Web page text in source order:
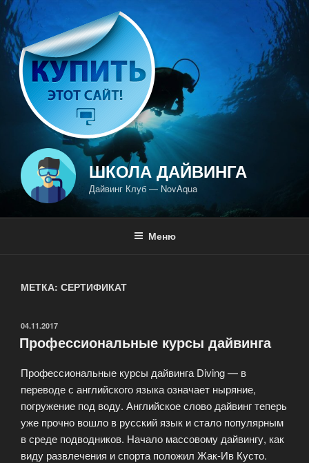
Перейти
к
содержимому
ШКОЛА ДАЙВИНГА
Дайвинг Клуб — NovAqua
Меню
МЕТКА: СЕРТИФИКАТ
ОПУБЛИКОВАНО
04.11.2017
Профессиональные курсы дайвинга
Профессиональные курсы дайвинга Diving — в
переводе с английского языка означает ныряние,
погружение под воду. Английское слово дайвинг теперь
уже прочно вошло в русский язык и стало популярным
в среде подводников. Начало массовому дайвингу, как
виду развлечения и спорта положил Жак-Ив Кусто.